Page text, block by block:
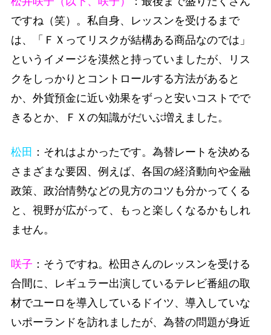
ですね（笑）。私自身、レッスンを受けるまで
は、「ＦＸってリスクが結構ある商品なのでは」
というイメージを漠然と持っていましたが、リス
クをしっかりとコントロールする方法があると
か、外貨預金に近い効果をずっと安いコストでで
きるとか、ＦＸの知識がだいぶ増えました。
松田 ：それはよかったです。為替レートを決める
さまざまな要因、例えば、各国の経済動向や金融
政策、政治情勢などの見方のコツも分かってくる
と、視野が広がって、もっと楽しくなるかもしれ
ません。
咲子 ：そうですね。松田さんのレッスンを受ける
合間に、レギュラー出演しているテレビ番組の取
材でユーロを導入しているドイツ、導入していな
いポーランドを訪れましたが、為替の問題が身近